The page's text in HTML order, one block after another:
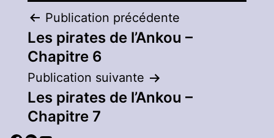
Navigation
de
l’article
Publication précédente
Les pirates de l’Ankou –
Chapitre 6
Publication suivante
Les pirates de l’Ankou –
Chapitre 7